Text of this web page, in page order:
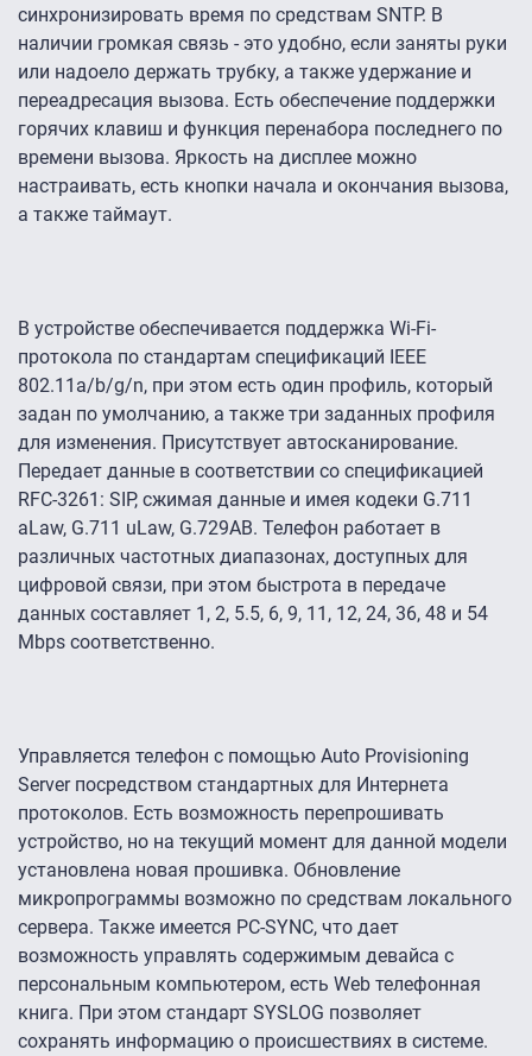
синхронизировать время по средствам SNTP. В
наличии громкая связь - это удобно, если заняты руки
или надоело держать трубку, а также удержание и
переадресация вызова. Есть обеспечение поддержки
горячих клавиш и функция перенабора последнего по
времени вызова. Яркость на дисплее можно
настраивать, есть кнопки начала и окончания вызова,
а также таймаут.
В устройстве обеспечивается поддержка Wi-Fi-
протокола по стандартам спецификаций IEEE
802.11a/b/g/n, при этом есть один профиль, который
задан по умолчанию, а также три заданных профиля
для изменения. Присутствует автосканирование.
Передает данные в соответствии со спецификацией
RFC-3261: SIP, сжимая данные и имея кодеки G.711
aLaw, G.711 uLaw, G.729AB. Телефон работает в
различных частотных диапазонах, доступных для
цифровой связи, при этом быстрота в передаче
данных составляет 1, 2, 5.5, 6, 9, 11, 12, 24, 36, 48 и 54
Mbps соответственно.
Управляется телефон с помощью Auto Provisioning
Server посредством стандартных для Интернета
протоколов. Есть возможность перепрошивать
устройство, но на текущий момент для данной модели
установлена новая прошивка. Обновление
микропрограммы возможно по средствам локального
сервера. Также имеется PC-SYNC, что дает
возможность управлять содержимым девайса с
персональным компьютером, есть Web телефонная
книга. При этом стандарт SYSLOG позволяет
сохранять информацию о происшествиях в системе.